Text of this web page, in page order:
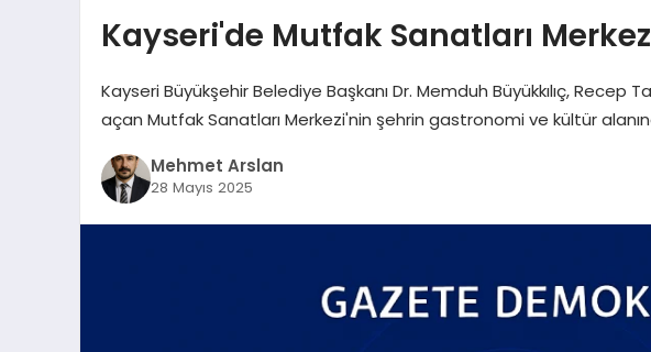
Kayseri'de Mutfak Sanatları
Kayseri Büyükşehir Belediye Başkanı Dr. Memduh Büyükkılıç, Recep
açan Mutfak Sanatları Merkezi'nin şehrin gastronomi ve kültür
Mehmet Arslan
28 Mayıs 2025